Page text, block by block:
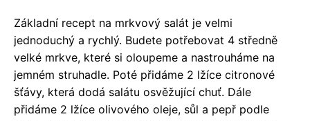
Základní recept na mrkvový salát je velmi
jednoduchý a rychlý. Budete potřebovat 4 středně
velké mrkve, které si oloupeme a nastrouháme na
jemném struhadle. Poté přidáme 2 lžíce citronové
šťávy, která dodá salátu osvěžující chuť. Dále
přidáme 2 lžíce olivového oleje, sůl a pepř podle